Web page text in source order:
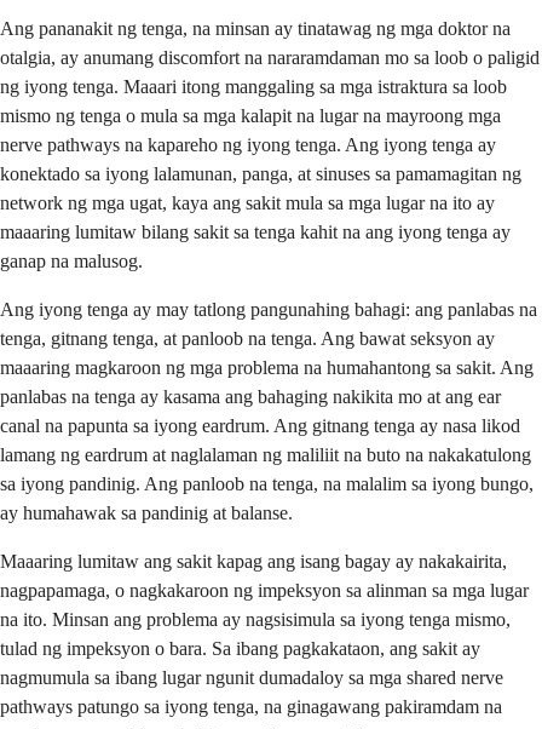
Ang pananakit ng tenga, na minsan ay tinatawag ng mga doktor na
otalgia, ay anumang discomfort na nararamdaman mo sa loob o paligid
ng iyong tenga. Maaari itong manggaling sa mga istraktura sa loob
mismo ng tenga o mula sa mga kalapit na lugar na mayroong mga
nerve pathways na kapareho ng iyong tenga. Ang iyong tenga ay
konektado sa iyong lalamunan, panga, at sinuses sa pamamagitan ng
network ng mga ugat, kaya ang sakit mula sa mga lugar na ito ay
maaaring lumitaw bilang sakit sa tenga kahit na ang iyong tenga ay
ganap na malusog.
Ang iyong tenga ay may tatlong pangunahing bahagi: ang panlabas na
tenga, gitnang tenga, at panloob na tenga. Ang bawat seksyon ay
maaaring magkaroon ng mga problema na humahantong sa sakit. Ang
panlabas na tenga ay kasama ang bahaging nakikita mo at ang ear
canal na papunta sa iyong eardrum. Ang gitnang tenga ay nasa likod
lamang ng eardrum at naglalaman ng maliliit na buto na nakakatulong
sa iyong pandinig. Ang panloob na tenga, na malalim sa iyong bungo,
ay humahawak sa pandinig at balanse.
Maaaring lumitaw ang sakit kapag ang isang bagay ay nakakairita,
nagpapamaga, o nagkakaroon ng impeksyon sa alinman sa mga lugar
na ito. Minsan ang problema ay nagsisimula sa iyong tenga mismo,
tulad ng impeksyon o bara. Sa ibang pagkakataon, ang sakit ay
nagmumula sa ibang lugar ngunit dumadaloy sa mga shared nerve
pathways patungo sa iyong tenga, na ginagawang pakiramdam na